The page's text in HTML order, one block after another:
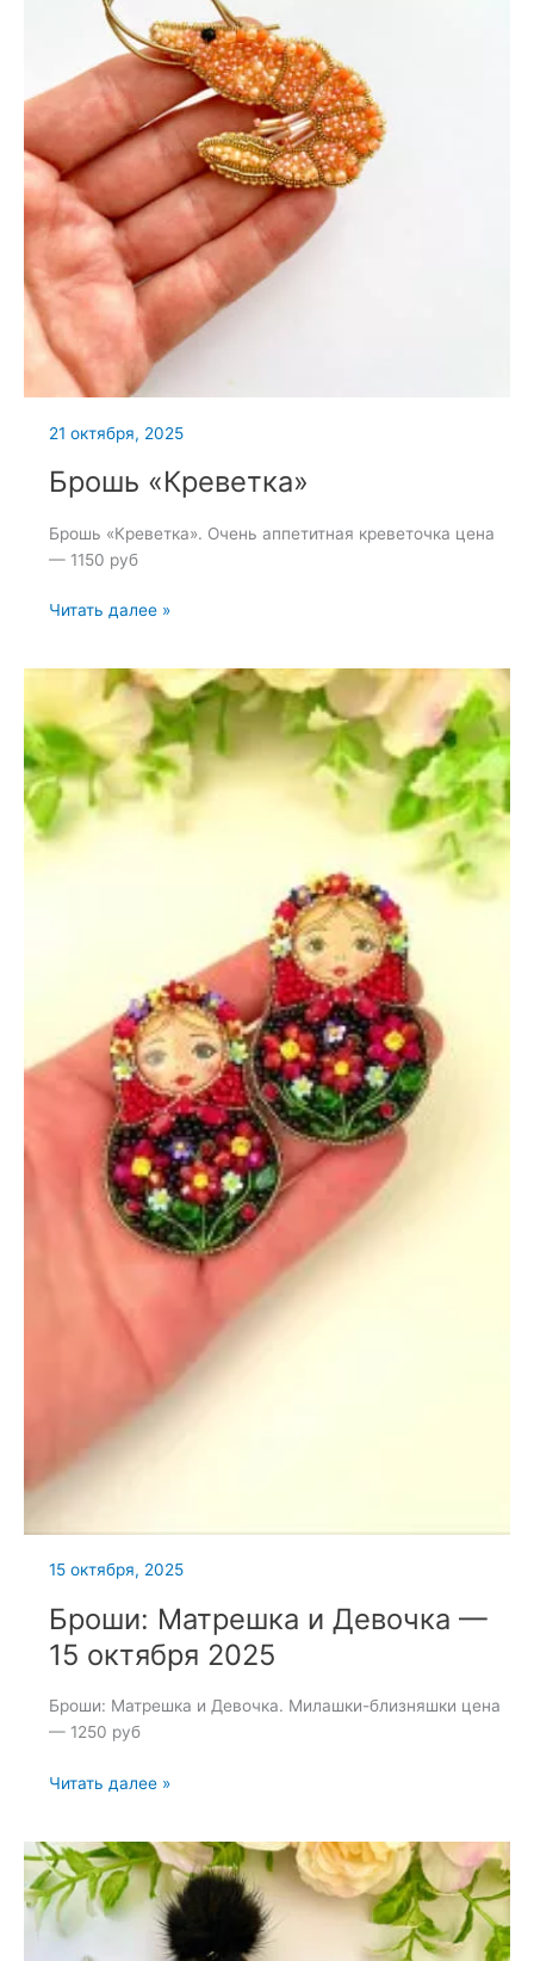
21 октября, 2025
Брошь «Креветка»
Брошь «Креветка». Очень аппетитная креветочка цена
— 1150 руб
Брошь
Читать далее »
15 октября, 2025
Броши: Матрешка и Девочка —
15 октября 2025
Броши: Матрешка и Девочка. Милашки-близняшки цена
— 1250 руб
Броши:
Девочка
—
15
октября
Читать далее »